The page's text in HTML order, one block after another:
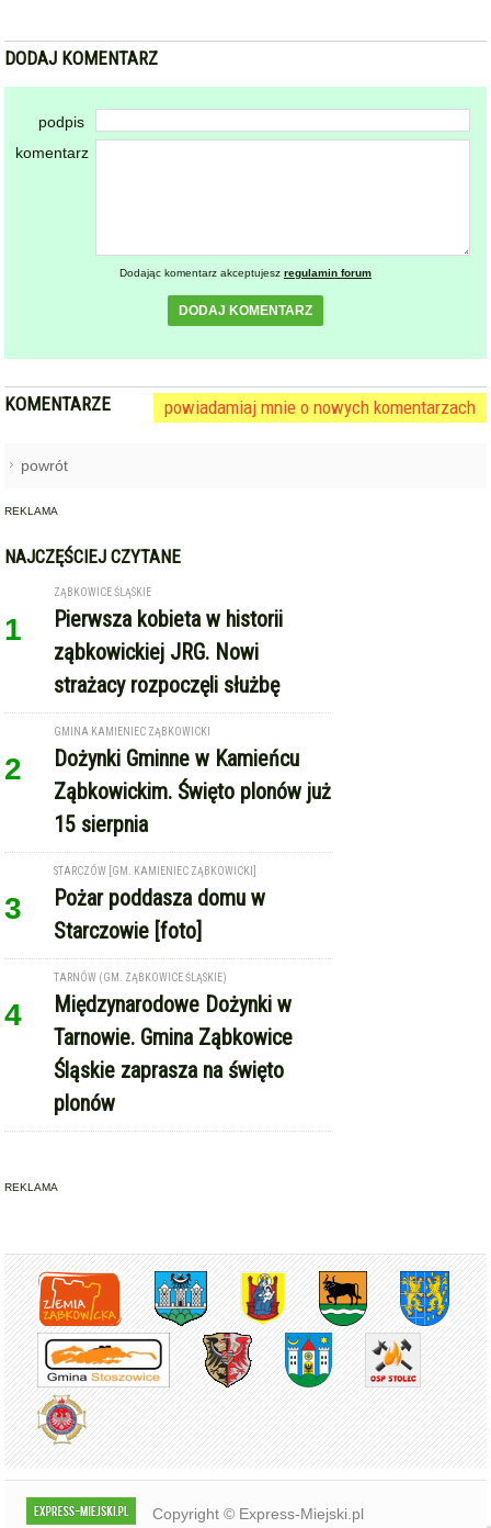
DODAJ KOMENTARZ
podpis
komentarz
Dodając komentarz akceptujesz regulamin forum
DODAJ KOMENTARZ
KOMENTARZE powiadamiaj mnie o nowych komentarzach
powrót
REKLAMA
NAJCZĘŚCIEJ CZYTANE
1
ZĄBKOWICE ŚLĄSKIE
Pierwsza kobieta w historii
ząbkowickiej JRG. Nowi
strażacy rozpoczęli służbę
2
GMINA KAMIENIEC ZĄBKOWICKI
Dożynki Gminne w Kamieńcu
Ząbkowickim. Święto plonów już
15 sierpnia
3
STARCZÓW [GM. KAMIENIEC ZĄBKOWICKI]
Pożar poddasza domu w
Starczowie [foto]
4
TARNÓW (GM. ZĄBKOWICE ŚLĄSKIE)
Międzynarodowe Dożynki w
Tarnowie. Gmina Ząbkowice
Śląskie zaprasza na święto
plonów
REKLAMA
Copyright © Express-Miejski.pl